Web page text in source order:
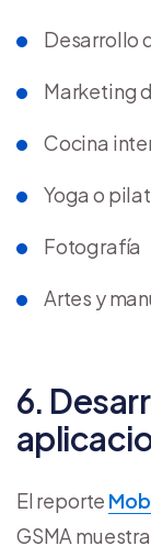
Desarrollo
Marketing
Cocina
Yoga o
Fotografía
Artes y
6.
El reporte
GSMA